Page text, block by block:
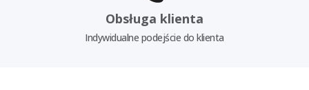
Obsługa klienta
Indywidualne podejście do klienta